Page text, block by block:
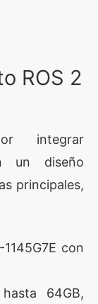
ROS 2
integrar
un diseño
principales,
con
64GB,